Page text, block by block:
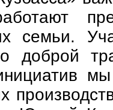
семьи.
доброй